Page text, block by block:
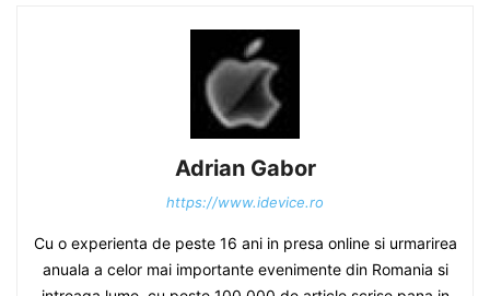
Adrian Gabor
https://www.idevice.ro
Cu o experienta de peste 16 ani in presa online si urmarirea
anuala a celor mai importante evenimente din Romania si